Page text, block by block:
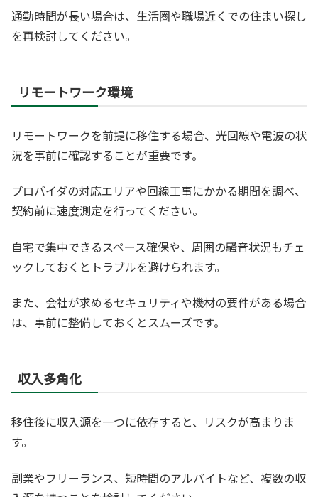
通勤時間が長い場合は、生活圏や職場近くでの住まい探し
を再検討してください。
リモートワーク環境
リモートワークを前提に移住する場合、光回線や電波の状
況を事前に確認することが重要です。
プロバイダの対応エリアや回線工事にかかる期間を調べ、
契約前に速度測定を行ってください。
自宅で集中できるスペース確保や、周囲の騒音状況もチェ
ックしておくとトラブルを避けられます。
また、会社が求めるセキュリティや機材の要件がある場合
は、事前に整備しておくとスムーズです。
収入多角化
移住後に収入源を一つに依存すると、リスクが高まりま
す。
副業やフリーランス、短時間のアルバイトなど、複数の収